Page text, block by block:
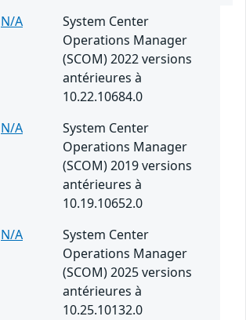
N/A
System Center
Operations Manager
(SCOM) 2022 versions
antérieures à
10.22.10684.0
N/A
System Center
Operations Manager
(SCOM) 2019 versions
antérieures à
10.19.10652.0
N/A
System Center
Operations Manager
(SCOM) 2025 versions
antérieures à
10.25.10132.0